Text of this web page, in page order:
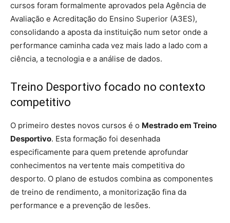
cursos foram formalmente aprovados pela Agência de
Avaliação e Acreditação do Ensino Superior (A3ES),
consolidando a aposta da instituição num setor onde a
performance caminha cada vez mais lado a lado com a
ciência, a tecnologia e a análise de dados.
Treino Desportivo focado no contexto
competitivo
O primeiro destes novos cursos é o Mestrado em Treino
Desportivo. Esta formação foi desenhada
especificamente para quem pretende aprofundar
conhecimentos na vertente mais competitiva do
desporto. O plano de estudos combina as componentes
de treino de rendimento, a monitorização fina da
performance e a prevenção de lesões.